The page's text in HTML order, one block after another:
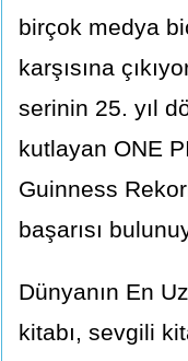
birçok medya
karşısına
serinin 25. yıl
kutlayan ONE
Guinness
başarısı
Dünyanın En
kitabı, sevgili